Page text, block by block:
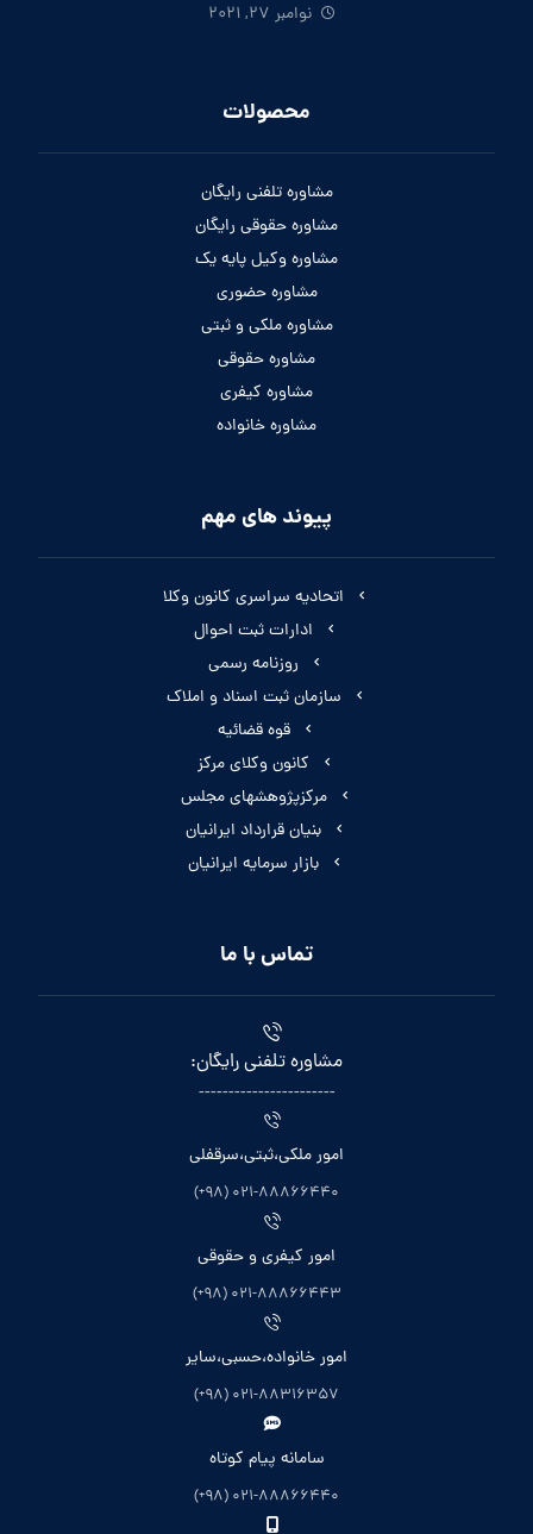
نوامبر 27, 2021
محصولات
مشاوره تلفنی رایگان
مشاوره حقوقی رایگان
مشاوره وکیل پایه یک
مشاوره حضوری
مشاوره ملکی و ثبتی
مشاوره حقوقی
مشاوره کیفری
مشاوره خانواده
پیوند های مهم
اتحادیه سراسری کانون وکلا
ادارات ثبت احوال
روزنامه رسمی
سازمان ثبت اسناد و املاک
قوه قضائیه
کانون وکلای مرکز
مرکزپژوهشهای مجلس
بنیان قرارداد ایرانیان
بازار سرمایه ایرانیان
تماس با ما
مشاوره تلفنی رایگان:
-----------------------
امور ملکی،ثبتی،سرقفلی
021-88866440 (98+)
امور کیفری و حقوقی
021-88866443 (98+)
امور خانواده،حسبی،سایر
021-88316357 (98+)
سامانه پیام کوتاه
021-88866440 (98+)